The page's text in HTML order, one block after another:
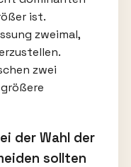
ist.
zweimal,
zwei
der Wahl der
sollten